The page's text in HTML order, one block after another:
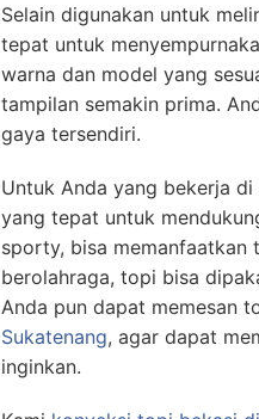
Selain digunakan untuk
tepat untuk
warna dan model yang
tampilan semakin prima.
gaya tersendiri.
Untuk Anda yang bekerja
yang tepat untuk
sporty, bisa memanfaatkan
berolahraga, topi bisa
Anda pun dapat memesan
Sukatenang, agar dapat
inginkan.